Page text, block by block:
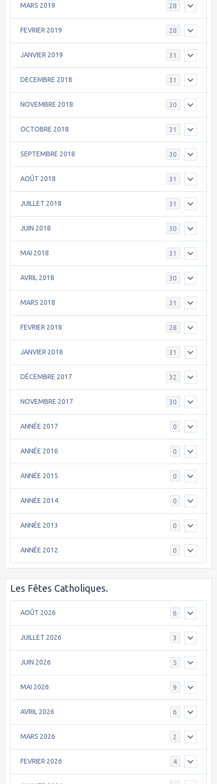
MARS 2019 28
FEVRIER 2019 28
JANVIER 2019 31
DECEMBRE 2018 31
NOVEMBRE 2018 30
OCTOBRE 2018 31
SEPTEMBRE 2018 30
AOÛT 2018 31
JUILLET 2018 31
JUIN 2018 30
MAI 2018 31
AVRIL 2018 30
MARS 2018 31
FEVRIER 2018 28
JANVIER 2018 31
DÉCEMBRE 2017 32
NOVEMBRE 2017 30
ANNÉE 2017 0
ANNÉE 2016 0
ANNÉE 2015 0
ANNÉE 2014 0
ANNÉE 2013 0
ANNÉE 2012 0
Les Fêtes Catholiques.
AOÛT 2026 6
JUILLET 2026 3
JUIN 2026 5
MAI 2026 9
AVRIL 2026 6
MARS 2026 2
FEVRIER 2026 4